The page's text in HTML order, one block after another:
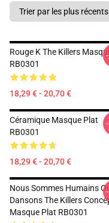
Rouge K The Killers
RB0301
18,29 € - 20,70 €
Céramique Masque Plat
RB0301
18,29 € - 20,70 €
Nous Sommes Humains
Dansons The Killers
Masque Plat RB0301